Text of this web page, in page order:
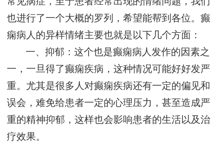
也进行了一个大概的罗列，希望能帮到各位。癫
痫病人的异样情绪主要也就是以下几个方面：
一、抑郁：这个也是癫痫病人发作的因素之
一，一旦得了癫痫疾病，这种情况可能好好发严
重。尤其是很多人对癫痫疾病还有一定的偏见和
误会，难免给患者一定的心理压力，甚至造成严
重的精神抑郁，这样也会影响患者的生活以及治
疗效果。